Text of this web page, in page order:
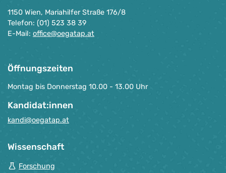
1150 Wien, Mariahilfer Straße 176/8
Telefon: (01) 523 38 39
E-Mail: office@oegatap.at
Öffnungszeiten
Montag bis Donnerstag 10.00 - 13.00 Uhr
Kandidat:innen
kandi@oegatap.at
Wissenschaft
Forschung